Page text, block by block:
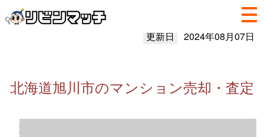
更新日 2024年08月07日
北海道旭川市のマンション売却・査定
北海道旭川市のマンション売却情報（2023